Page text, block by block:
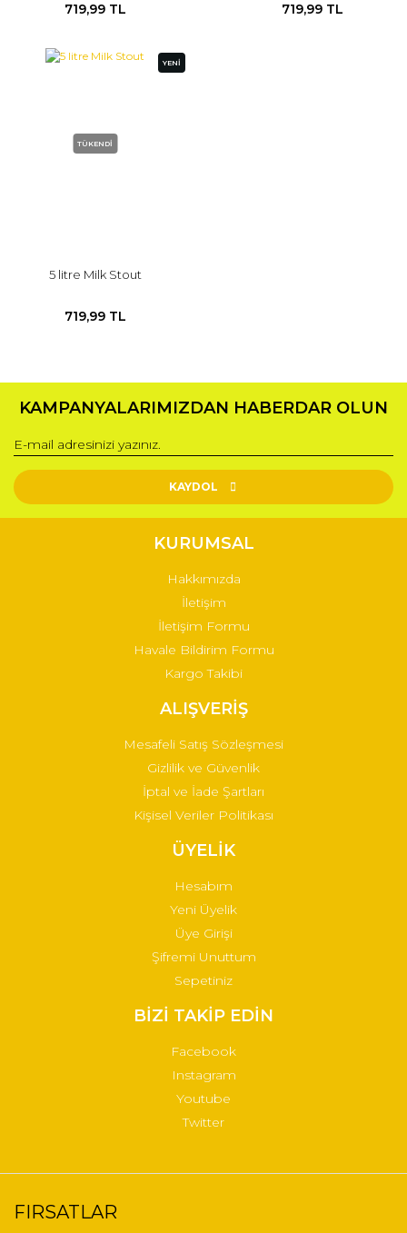
719,99 TL 719,99 TL
YENİ
TÜKENDİ
5 litre Milk Stout
719,99 TL
KAMPANYALARIMIZDAN HABERDAR OLUN
KAYDOL
KURUMSAL
Hakkımızda
İletişim
İletişim Formu
Havale Bildirim Formu
Kargo Takibi
ALIŞVERİŞ
Mesafeli Satış Sözleşmesi
Gizlilik ve Güvenlik
İptal ve İade Şartları
Kişisel Veriler Politikası
ÜYELİK
Hesabım
Yeni Üyelik
Üye Girişi
Şifremi Unuttum
Sepetiniz
BİZİ TAKİP EDİN
Facebook
Instagram
Youtube
Twitter
FIRSATLAR